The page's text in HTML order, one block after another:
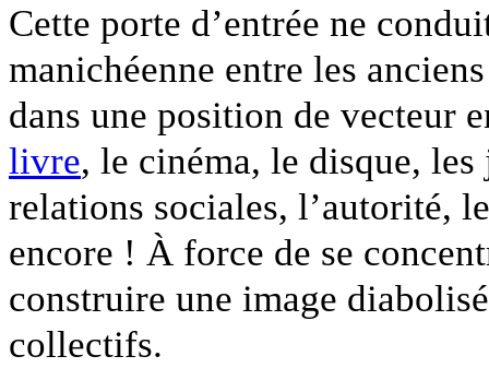
Cette porte d’entrée ne
manichéenne entre les
dans une position de vecteur
livre, le cinéma, le disque,
relations sociales, l’autorité,
encore ! À force de se
construire une image
collectifs.